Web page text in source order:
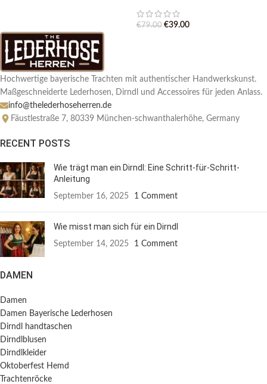
€79.00 €39.00
Hochwertige bayerische Trachten mit authentischer Handwerkskunst.
Maßgeschneiderte Lederhosen, Dirndl und Accessoires für jeden Anlass.
info@thelederhoseherren.de
Fäustlestraße 7, 80339 München-schwanthalerhöhe, Germany
RECENT POSTS
Wie trägt man ein Dirndl: Eine Schritt-für-Schritt-
Anleitung
September 16, 2025 1 Comment
Wie misst man sich für ein Dirndl
September 14, 2025 1 Comment
DAMEN
Damen
Damen Bayerische Lederhosen
Dirndl handtaschen
Dirndlblusen
Dirndlkleider
Oktoberfest Hemd
Trachtenröcke